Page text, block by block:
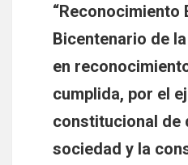
“Reconocimiento
Bicentenario de
en
cumplida, por el
constitucional de
sociedad y la